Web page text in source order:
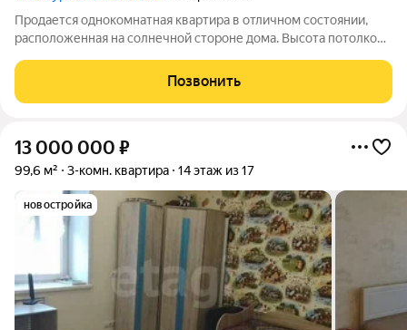
Продается однокомнатная квартира в отличном состоянии,
расположенная на солнечной стороне дома. Высота потолков
простора и наполняют пространство естественным светом.
Ключевым преимуществом объекта
Позвонить
13 000 000 ₽
99,6 м² 3-комн. квартира 14 этаж из 17
новостройка